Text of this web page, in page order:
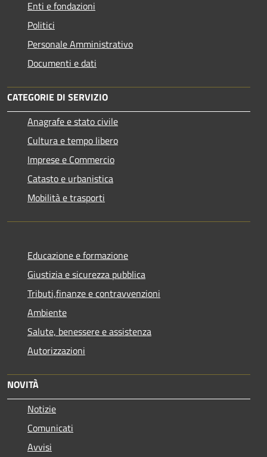
Enti e fondazioni
Politici
Personale Amministrativo
Documenti e dati
CATEGORIE DI SERVIZIO
Anagrafe e stato civile
Cultura e tempo libero
Imprese e Commercio
Catasto e urbanistica
Mobilità e trasporti
Educazione e formazione
Giustizia e sicurezza pubblica
Tributi,finanze e contravvenzioni
Ambiente
Salute, benessere e assistenza
Autorizzazioni
NOVITÀ
Notizie
Comunicati
Avvisi